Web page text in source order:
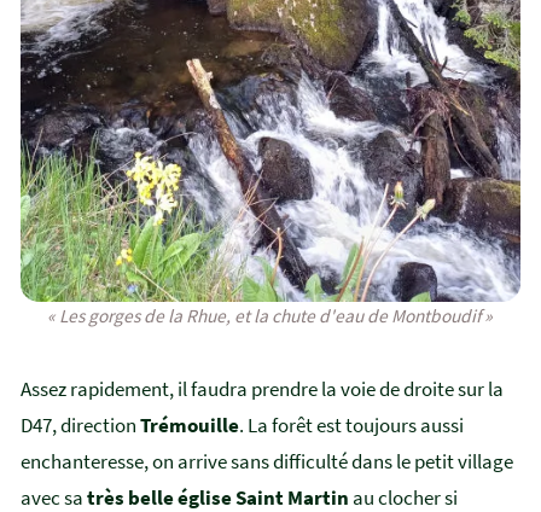
« Les gorges de la Rhue, et la chute d'eau de Montboudif »
Assez rapidement, il faudra prendre la voie de droite sur la
D47, directionTrémouille. La forêt est toujours aussi
enchanteresse, on arrive sans difficulté dans le petit village
avec satrès belle église Saint Martin au clocher si